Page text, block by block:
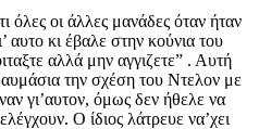
όλες οι άλλες μανάδες όταν ήταν
αυτο κι έβαλε στην κούνια του
αλλά μην αγγιζετε” . Αυτή
την σχέση του Ντελον με
γι’αυτον, όμως δεν ήθελε να
Ο ίδιος λάτρευε να’χει